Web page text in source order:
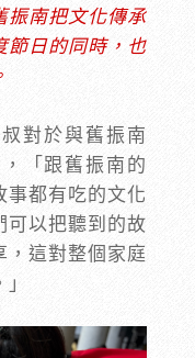
振南把文化傳承
節日的同時，也
對於與舊振南
「跟舊振南的
都有吃的文化
可以把聽到的故
這對整個家庭